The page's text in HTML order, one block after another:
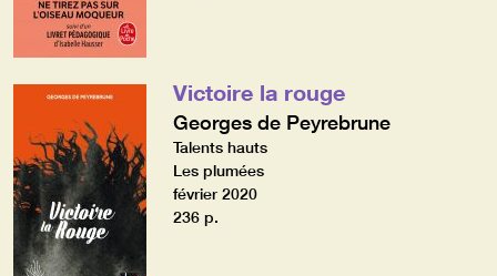
Victoire la rouge
Georges de Peyrebrune
Talents hauts
Les plumées
février 2020
236 p.